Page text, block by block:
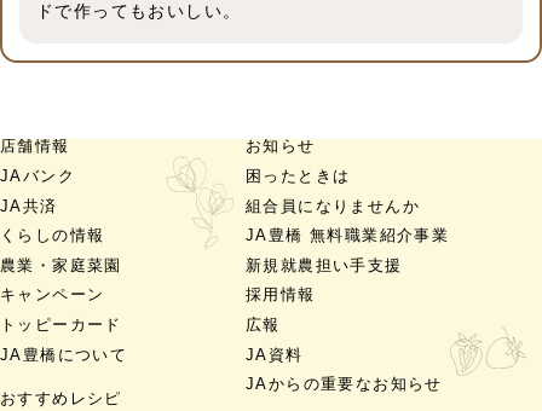
ドで作ってもおいしい。
店舗情報
JAバンク
JA共済
くらしの情報
農業・家庭菜園
キャンペーン
トッピーカード
JA豊橋について
お知らせ
困ったときは
組合員になりませんか
JA豊橋 無料職業紹介事業
新規就農担い手支援
採用情報
広報
JA資料
JAからの重要なお知らせ
おすすめレシピ